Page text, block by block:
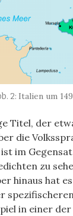
Italien um
Titel, der
die
im
zu
hinaus hat
in einer